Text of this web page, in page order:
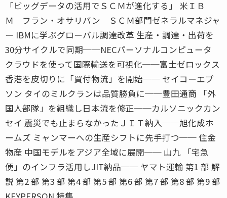
「ビッグデータの活用でＳＣＭが進化する」 米ＩＢ
Ｍ フラン・オサリバン ＳＣＭ部門ゼネラルマネジャ
ー IBMに学ぶグローバル調達改革 生産・調達・出荷を
30分サイクルで同期──NECパーソナルコンピュータ
クラウドを使って国際輸送を可視化──富士ゼロックス
香港を皮切りに「買付物流」を開始── セイコーエプ
ソン タイのミルクランは品質勝負に──豊田通商 「外
国人部隊」を組織し日本流を修正──カルソニックカン
セイ 震災でも止まらなかったＪＩＴ納入──旭化成ホ
ームズ ミャンマーへの生産シフトに先手打つ── 住金
物産 中国モデルをアジア全域に展開── 山九 「宅急
便」のインフラ活用しJIT納品── ヤマト運輸 第1 部 解
説 第2 部 第3 部 第4 部 第5 部 第6 部 第7 部 第8 部 第9 部